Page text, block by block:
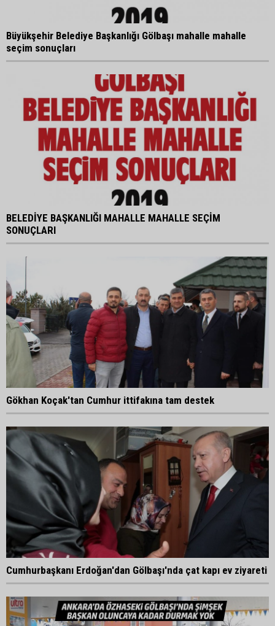
Büyükşehir Belediye Başkanlığı Gölbaşı mahalle mahalle
seçim sonuçları
BELEDİYE BAŞKANLIĞI MAHALLE MAHALLE SEÇİM
SONUÇLARI
Gökhan Koçak'tan Cumhur ittifakına tam destek
Cumhurbaşkanı Erdoğan'dan Gölbaşı'nda çat kapı ev ziyareti